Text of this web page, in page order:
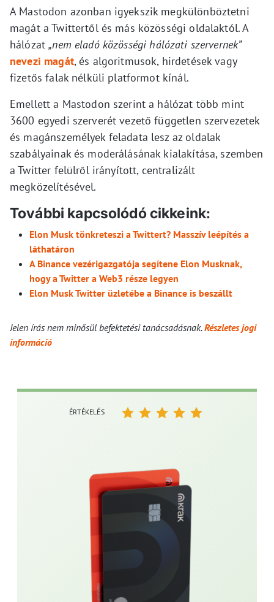
A Mastodon azonban igyekszik megkülönböztetni
magát a Twittertől és más közösségi oldalaktól. A
hálózat„nem eladó közösségi hálózati szervernek”
nevezi magát, és algoritmusok, hirdetések vagy
fizetős falak nélküli platformot kínál.
Emellett a Mastodon szerint a hálózat több mint
3600 egyedi szerverét vezető független szervezetek
és magánszemélyek feladata lesz az oldalak
szabályainak és moderálásának kialakítása, szemben
a Twitter felülről irányított, centralizált
megközelítésével.
További kapcsolódó cikkeink:
Elon Musk tönkreteszi a Twittert? Masszív leépítés a
láthatáron
A Binance vezérigazgatója segítene Elon Musknak,
hogy a Twitter a Web3 része legyen
Elon Musk Twitter üzletébe a Binance is beszállt
Jelen írás nem minősül befektetési tanácsadásnak.Részletes jogi
információ
ÉRTÉKELÉS